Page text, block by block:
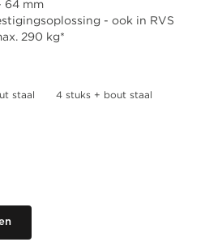
64 mm
- ook in RVS
290 kg*
staal 4 stuks + bout staal